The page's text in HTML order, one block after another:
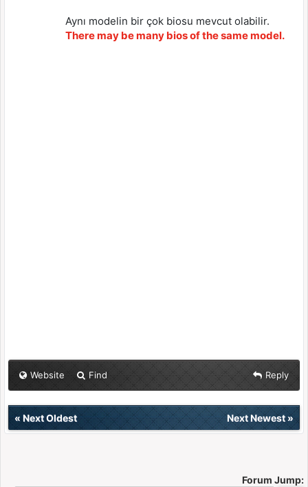
Aynı modelin bir çok biosu mevcut olabilir.
There may be many bios of the same model.
Website Find Reply
« Next Oldest Next Newest»
Forum Jump: